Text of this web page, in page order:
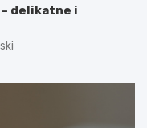
delikatne i